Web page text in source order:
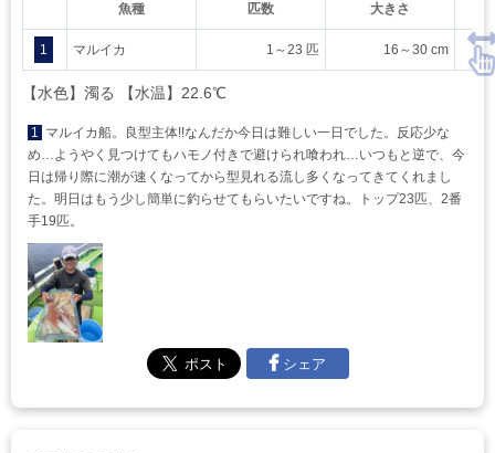
魚種 匹数 大きさ
1 マルイカ 1～23 匹 16～30 cm
【水色】濁る 【水温】22.6℃
1 マルイカ船。良型主体!!なんだか今日は難しい一日でした。反応少な
め…ようやく見つけてもハモノ付きで避けられ喰われ…いつもと逆で、今
日は帰り際に潮が速くなってから型見れる流し多くなってきてくれまし
た。明日はもう少し簡単に釣らせてもらいたいですね。トップ23匹、2番
手19匹。
シェア